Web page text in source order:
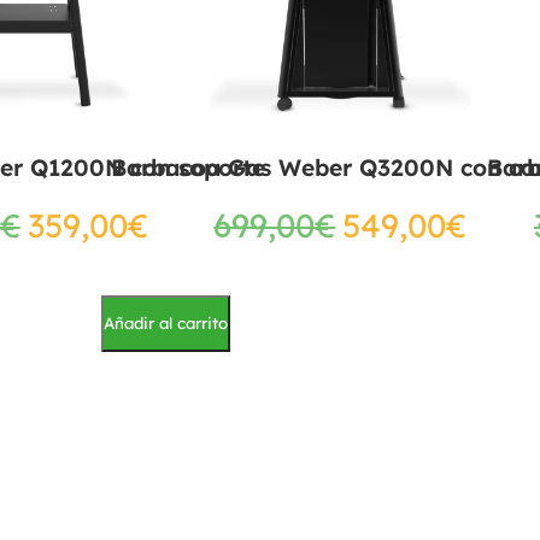
Q1200N con soporte
€359,00€
Barbacoa Gas Weber Q3200N con
699,00€549,00€
Añadir al carrito